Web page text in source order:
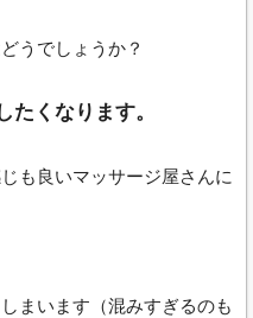
うでしょうか？
たくなります。
も良いマッサージ屋さんに
まいます（混みすぎるのも